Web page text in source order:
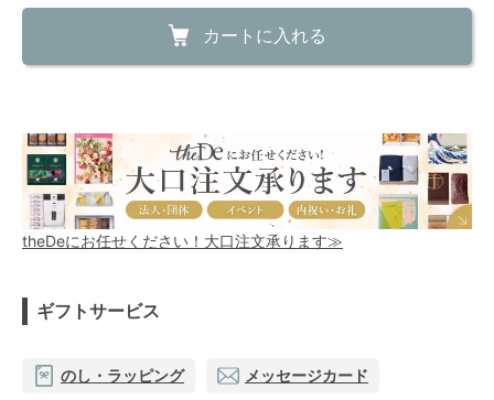
カートに入れる
theDeにお任せください！大口注文承ります≫
ギフトサービス
のし・ラッピング メッセージカード